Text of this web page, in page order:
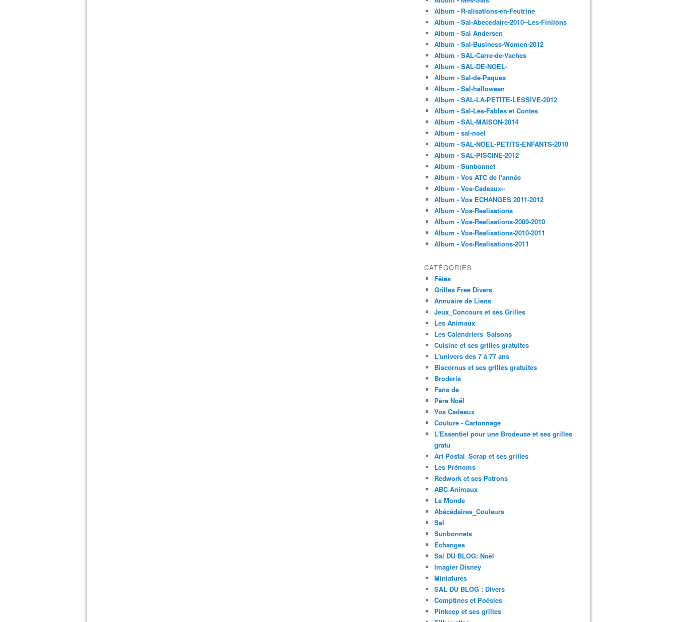
Album - R-alisations-en-Feutrine
Album - Sal-Abecedaire-2010--Les-Finiions
Album - Sal Andersen
Album - Sal-Business-Women-2012
Album - SAL-Carre-de-Vaches
Album - SAL-DE-NOEL-
Album - Sal-de-Paques
Album - Sal-halloween
Album - SAL-LA-PETITE-LESSIVE-2012
Album - Sal-Les-Fables et Contes
Album - SAL-MAISON-2014
Album - sal-noel
Album - SAL-NOEL-PETITS-ENFANTS-2010
Album - SAL-PISCINE-2012
Album - Sunbonnet
Album - Vos ATC de l'année
Album - Vos-Cadeaux--
Album - Vos ECHANGES 2011-2012
Album - Vos-Realisations
Album - Vos-Realisations-2009-2010
Album - Vos-Realisations-2010-2011
Album - Vos-Realisations-2011
CATÉGORIES
Fêtes
Grilles Free Divers
Annuaire de Liens
Jeux_Concours et ses Grilles
Les Animaux
Les Calendriers_Saisons
Cuisine et ses grilles gratuites
L'univers des 7 à 77 ans
Biscornus et ses grilles gratuites
Broderie
Fans de
Père Noël
Vos Cadeaux
Couture - Cartonnage
L'Essentiel pour une Brodeuse et ses grilles
gratu
Art Postal_Scrap et ses grilles
Les Prénoms
Redwork et ses Patrons
ABC Animaux
Le Monde
Abécédaires_Couleurs
Sal
Sunbonnets
Echanges
Sal DU BLOG: Noël
Imagier Disney
Miniatures
SAL DU BLOG : Divers
Comptines et Poésies
Pinkeep et ses grilles